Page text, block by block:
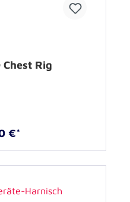
Chest Rig
€*